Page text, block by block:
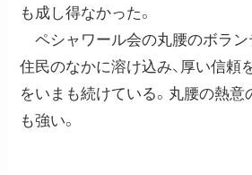
も成し得なかった。
ペシャワール会の丸腰のボラン
住民のなかに溶け込み、厚い信頼
をいまも続けている。丸腰の熱意
も強い。